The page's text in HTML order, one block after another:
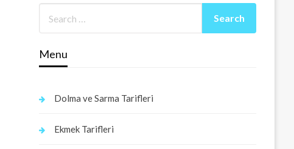
Menu
Dolma ve Sarma Tarifleri
Ekmek Tarifleri